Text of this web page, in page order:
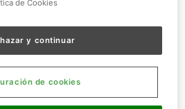
de Cookies
y continuar
de cookies